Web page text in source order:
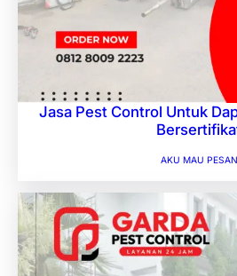
Jasa Pest Control Untuk
AKU MAU PESAN